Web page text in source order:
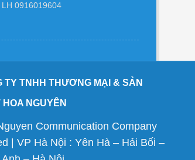
LH 0916019604
TY TNHH THƯƠNG MẠI & SẢN
NGUYÊN
Communication Company
| VP Hà Nội : Yên Hà – Hải Bối –